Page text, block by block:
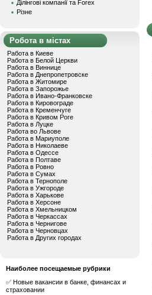
Ділінгові компанії та Forex
Різне
Робота в містах
Работа в Киеве
Работа в Белой Церкви
Работа в Виннице
Работа в Днепропетровске
Работа в Житомире
Работа в Запорожье
Работа в Ивано-Франковске
Работа в Кировограде
Работа в Кременчуге
Работа в Кривом Роге
Работа в Луцке
Работа во Львове
Работа в Мариуполе
Работа в Николаеве
Работа в Одессе
Работа в Полтаве
Работа в Ровно
Работа в Сумах
Работа в Тернополе
Работа в Ужгороде
Работа в Харькове
Работа в Херсоне
Работа в Хмельницком
Работа в Черкассах
Работа в Чернигове
Работа в Черновцах
Работа в Других городах
Наиболее посещаемые рубрики
✅ Новые вакансии в банке, финансах и
страховании